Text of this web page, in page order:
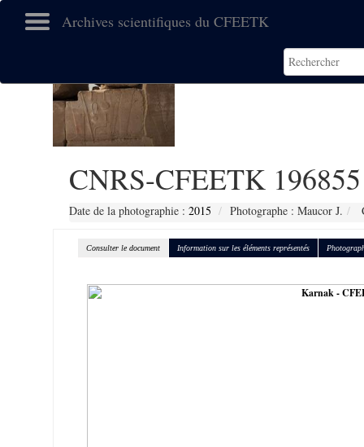
Archives scientifiques du CFEETK
CNRS-CFEETK 196855
Date de la photographie : 2015 Photographe : Maucor J.
Consulter le document Information sur les éléments représentés